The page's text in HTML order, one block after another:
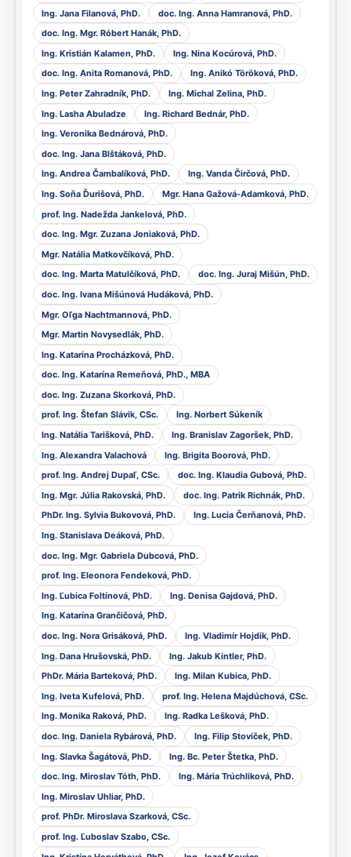
Ing. Jana Filanová, PhD.
doc. Ing. Anna Hamranová, PhD.
doc. Ing. Mgr. Róbert Hanák, PhD.
Ing. Kristián Kalamen, PhD.
Ing. Nina Kocúrová, PhD.
doc. Ing. Anita Romanová, PhD.
Ing. Anikó Töröková, PhD.
Ing. Peter Zahradník, PhD.
Ing. Michal Zelina, PhD.
Ing. Lasha Abuladze
Ing. Richard Bednár, PhD.
Ing. Veronika Bednárová, PhD.
doc. Ing. Jana Blštáková, PhD.
Ing. Andrea Čambalíková, PhD.
Ing. Vanda Čirčová, PhD.
Ing. Soňa Ďurišová, PhD.
Mgr. Hana Gažová-Adamková, PhD.
prof. Ing. Nadežda Jankelová, PhD.
doc. Ing. Mgr. Zuzana Joniaková, PhD.
Mgr. Natália Matkovčíková, PhD.
doc. Ing. Marta Matulčíková, PhD.
doc. Ing. Juraj Mišún, PhD.
doc. Ing. Ivana Mišúnová Hudáková, PhD.
Mgr. Oľga Nachtmannová, PhD.
Mgr. Martin Novysedlák, PhD.
Ing. Katarína Procházková, PhD.
doc. Ing. Katarína Remeňová, PhD., MBA
doc. Ing. Zuzana Skorková, PhD.
prof. Ing. Štefan Slávik, CSc.
Ing. Norbert Súkeník
Ing. Natália Tarišková, PhD.
Ing. Branislav Zagoršek, PhD.
Ing. Alexandra Valachová
Ing. Brigita Boorová, PhD.
prof. Ing. Andrej Dupaľ, CSc.
doc. Ing. Klaudia Gubová, PhD.
Ing. Mgr. Júlia Rakovská, PhD.
doc. Ing. Patrik Richnák, PhD.
PhDr. Ing. Sylvia Bukovová, PhD.
Ing. Lucia Čerňanová, PhD.
Ing. Stanislava Deáková, PhD.
doc. Ing. Mgr. Gabriela Dubcová, PhD.
prof. Ing. Eleonora Fendeková, PhD.
Ing. Ľubica Foltínová, PhD.
Ing. Denisa Gajdová, PhD.
Ing. Katarína Grančičová, PhD.
doc. Ing. Nora Grisáková, PhD.
Ing. Vladimír Hojdik, PhD.
Ing. Dana Hrušovská, PhD.
Ing. Jakub Kintler, PhD.
PhDr. Mária Barteková, PhD.
Ing. Milan Kubica, PhD.
Ing. Iveta Kufelová, PhD.
prof. Ing. Helena Majdúchová, CSc.
Ing. Monika Raková, PhD.
Ing. Radka Lešková, PhD.
doc. Ing. Daniela Rybárová, PhD.
Ing. Filip Stovíček, PhD.
Ing. Slavka Šagátová, PhD.
Ing. Bc. Peter Štetka, PhD.
doc. Ing. Miroslav Tóth, PhD.
Ing. Mária Trúchliková, PhD.
Ing. Miroslav Uhliar, PhD.
prof. PhDr. Miroslava Szarková, CSc.
prof. Ing. Ľuboslav Szabo, CSc.